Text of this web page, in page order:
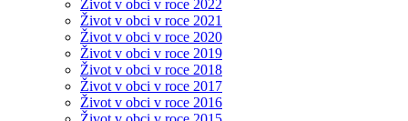
Život v obci v roce 2022
Život v obci v roce 2021
Život v obci v roce 2020
Život v obci v roce 2019
Život v obci v roce 2018
Život v obci v roce 2017
Život v obci v roce 2016